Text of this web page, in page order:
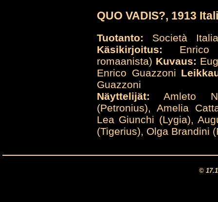
QUO VADIS?, 1913
Tuotanto: Società
Käsikirjoitus: Enrico
romaanista) Kuvaus:
Enrico Guazzoni
Guazzoni
Näyttelijät: Amleto
(Petronius), Amelia
Lea Giunchi (Lygia),
(Tigerius), Olga Brandini
©